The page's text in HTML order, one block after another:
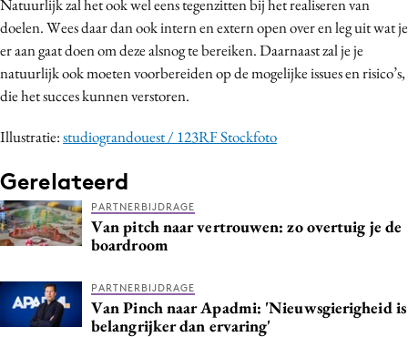
Natuurlijk zal het ook wel eens tegenzitten bij het realiseren van
doelen. Wees daar dan ook intern en extern open over en leg uit wat je
er aan gaat doen om deze alsnog te bereiken. Daarnaast zal je je
natuurlijk ook moeten voorbereiden op de mogelijke issues en risico’s,
die het succes kunnen verstoren.
Illustratie:studiograndouest / 123RF Stockfoto
Gerelateerd
PARTNERBIJDRAGE
Van pitch naar vertrouwen: zo overtuig je de
boardroom
PARTNERBIJDRAGE
Van Pinch naar Apadmi: 'Nieuwsgierigheid is
belangrijker dan ervaring'